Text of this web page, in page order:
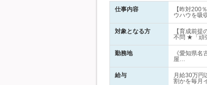
仕事内容
【昨対200
ウハウを吸
対象となる方
【育成前
不問 ★「頑
勤務地
《愛知県
屋…
給与
月給30万円
割かを毎月